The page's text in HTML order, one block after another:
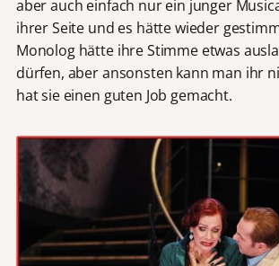
aber auch einfach nur ein junger
ihrer Seite und es hätte wieder
Monolog hätte ihre Stimme etwas
dürfen, aber ansonsten kann man ihr
hat sie einen guten Job gemacht.